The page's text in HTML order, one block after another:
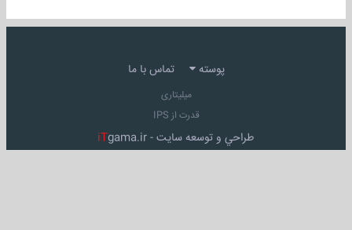
پوسته تماس با ما
میلیتاری
قدرت از IPS
طراحي و توسعه سايت - iTgama.ir